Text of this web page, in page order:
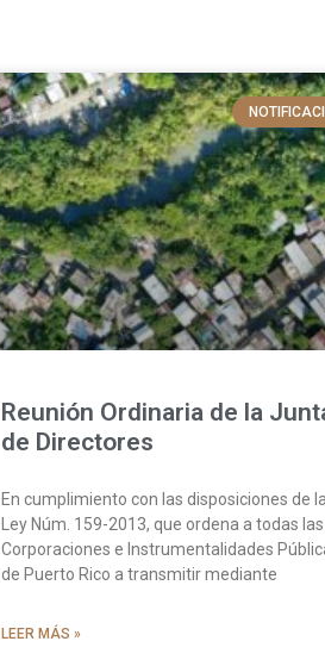
Reunión Ordinaria de la
de Directores
En cumplimiento con las disposiciones de la
Ley Núm. 159-2013, que ordena a todas las
Corporaciones e Instrumentalidades
de Puerto Rico a transmitir mediante
LEER MÁS »